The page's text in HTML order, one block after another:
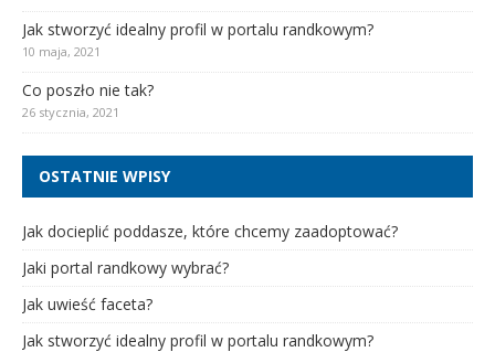
Jak stworzyć idealny profil w portalu randkowym?
10 maja, 2021
Co poszło nie tak?
26 stycznia, 2021
OSTATNIE WPISY
Jak docieplić poddasze, które chcemy zaadoptować?
Jaki portal randkowy wybrać?
Jak uwieść faceta?
Jak stworzyć idealny profil w portalu randkowym?